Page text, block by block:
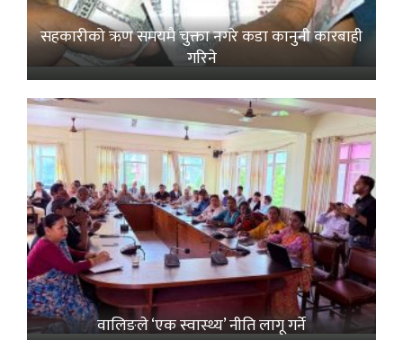
सहकारीको ऋण समयमै चुक्ता नगरे कडा कानुनी कारबाही
गरिने
वालिङले ‘एक स्वास्थ्य’ नीति लागू गर्ने